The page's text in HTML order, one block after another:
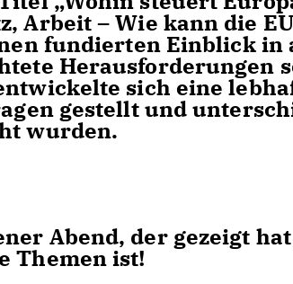
Arbeit – Wie kann die
fundierten Einblick
Herausforderungen
sich eine
gestellt und
wurden.
Abend, der gezeigt
Themen ist!